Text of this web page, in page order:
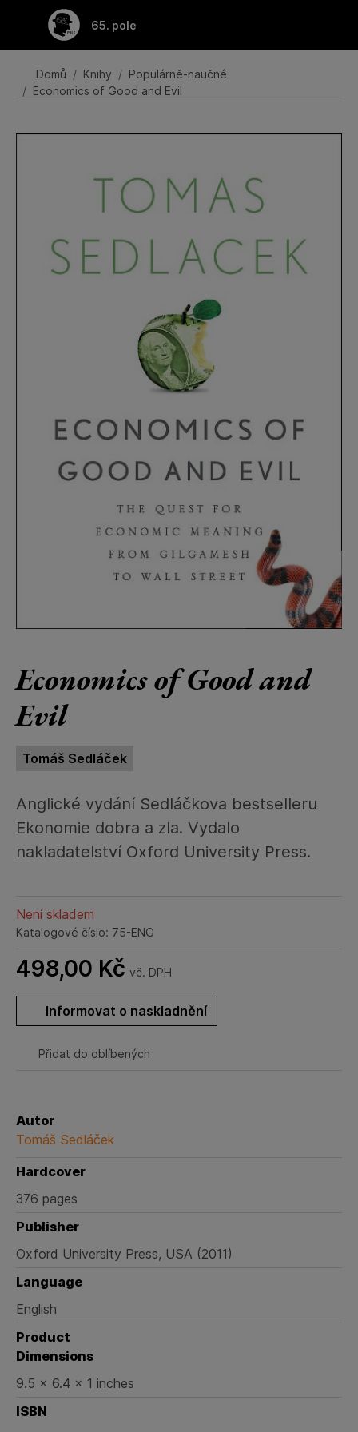
Přeskočit na hlavní obsah
65. pole
Domů Knihy
Populárně-naučné
Economics of Good and Evil
Economics of Good and
Evil
Tomáš Sedláček
Anglické vydání Sedláčkova bestselleru
Ekonomie dobra a zla. Vydalo
nakladatelství Oxford University Press.
Není skladem
Katalogové číslo: 75-ENG
498,00 Kč vč. DPH
Informovat o naskladnění
Přidat do oblíbených
Autor
Tomáš Sedláček
Hardcover
376 pages
Publisher
Oxford University Press, USA (2011)
Language
English
Product
Dimensions
9.5 x 6.4 x 1 inches
ISBN